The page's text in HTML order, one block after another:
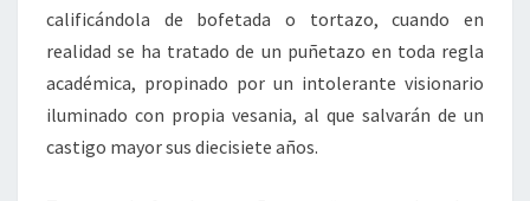
calificándola de bofetada o tortazo, cuando en
realidad se ha tratado de un puñetazo en toda regla
académica, propinado por un intolerante visionario
iluminado con propia vesania, al que salvarán de un
castigo mayor sus diecisiete años.